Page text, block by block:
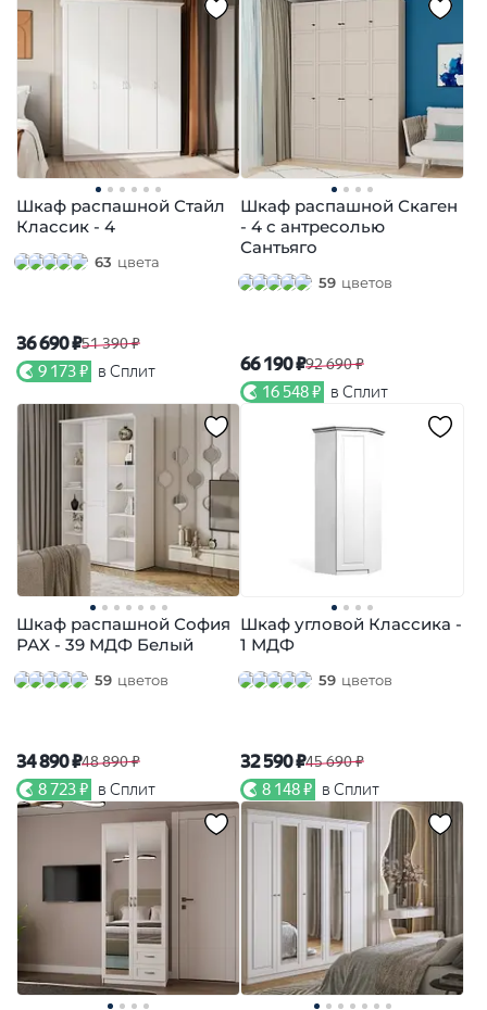
Шкаф распашной Стайл
Классик - 4
63 цвета
36 690 ₽51 390 ₽
9 173 ₽ в Сплит
Шкаф распашной Скаген
- 4 с антресолью
Сантьяго
59 цветов
66 190 ₽92 690 ₽
16 548 ₽ в Сплит
Шкаф распашной София
РАХ - 39 МДФ Белый
59 цветов
34 890 ₽48 890 ₽
8 723 ₽ в Сплит
Шкаф угловой Классика -
1 МДФ
59 цветов
32 590 ₽45 690 ₽
8 148 ₽ в Сплит